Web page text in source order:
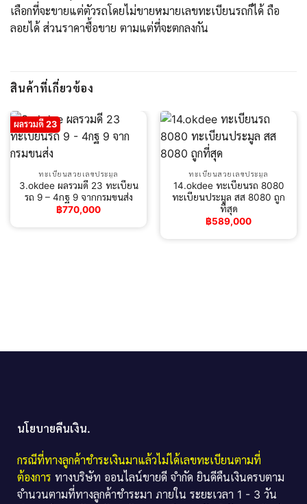
เลือกที่จะขายแต่ตัวรถโดยไม่ขายหมายเลขทะเบียนรถก็ได้ ถือ
ลอยได้ ส่วนราคาซื้อขาย ตามแต่ที่จะตกลงกัน
สินค้าที่เกี่ยวข้อง
ผลรวมดี 23
ทะเบียนสวยเลขประมูล
3.okdee ผลรวมดี 23 ทะเบียน
รถ 9 – 4กฐ 9​ จากกรมขนส่ง
฿770,000
ทะเบียนสวยเลขประมูล
14.okdee ทะเบียนรถ 8080
ทะเบียนประมูล สส 8080 ถูก
ที่สุด
฿589,000
นโยบายคืนเงิน.
กรณีที่ทางลูกค้าชำระเงินมาแล้วไม่ได้เลขทะเบียนตามที่
ต้องการ ทางบริษัท ออนไลน์ขายดี จำกัด ยินดีคืนเงินครบตาม
จำนวนตามที่ทางลูกค้าชำระมา ภายใน ระยะเวลา 1 - 3 วัน